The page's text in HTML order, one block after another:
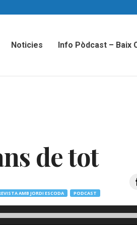
Noticies Info Pòdcast – Baix
de tot
AMB JORDI ESCODA PODCAST